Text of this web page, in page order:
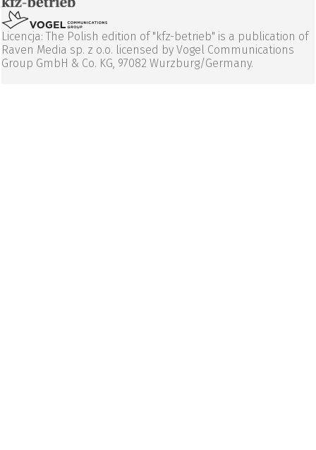
Licencja: The Polish edition of "kfz-betrieb" is a publication of
Raven Media sp. z o.o. licensed by Vogel Communications
Group GmbH & Co. KG, 97082 Wurzburg/Germany.